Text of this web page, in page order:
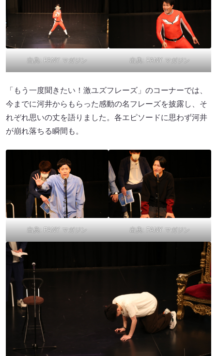
出典: FANY マガジン 出典: FANY マガジン
「もう一度聞きたい！激ユズフレーズ」のコーナーでは、
今までに河井からもらった感動の名フレーズを披露し、そ
れぞれ思いの丈を語りました。各エピソードに思わず河井
が崩れ落ちる瞬間も。
出典: FANY マガジン 出典: FANY マガジン